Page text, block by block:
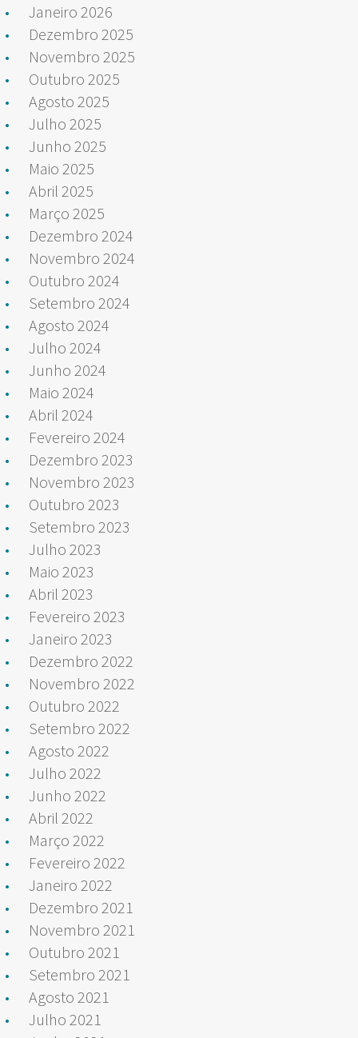
Janeiro 2026
Dezembro 2025
Novembro 2025
Outubro 2025
Agosto 2025
Julho 2025
Junho 2025
Maio 2025
Abril 2025
Março 2025
Dezembro 2024
Novembro 2024
Outubro 2024
Setembro 2024
Agosto 2024
Julho 2024
Junho 2024
Maio 2024
Abril 2024
Fevereiro 2024
Dezembro 2023
Novembro 2023
Outubro 2023
Setembro 2023
Julho 2023
Maio 2023
Abril 2023
Fevereiro 2023
Janeiro 2023
Dezembro 2022
Novembro 2022
Outubro 2022
Setembro 2022
Agosto 2022
Julho 2022
Junho 2022
Abril 2022
Março 2022
Fevereiro 2022
Janeiro 2022
Dezembro 2021
Novembro 2021
Outubro 2021
Setembro 2021
Agosto 2021
Julho 2021